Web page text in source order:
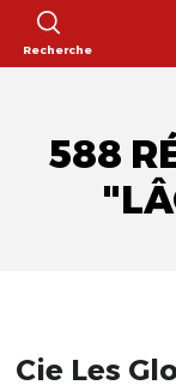
Recherche
588
Cie Les